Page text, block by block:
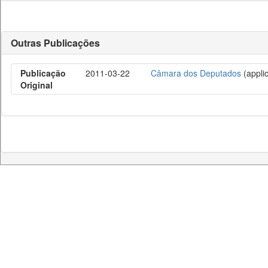
Outras Publicações
Publicação
Original
2011-03-22 Câmara dos Deputados